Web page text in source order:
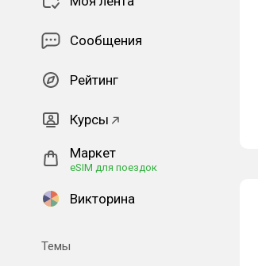
Сообщения
Рейтинг
Курсы
Маркет
eSIM для поездок
Викторина
Темы